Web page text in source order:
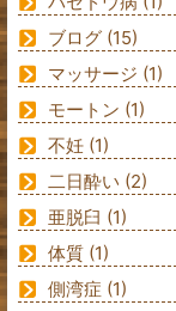
ブログ (15)
マッサージ (1)
モートン (1)
不妊 (1)
二日酔い (2)
亜脱臼 (1)
体質 (1)
側湾症 (1)